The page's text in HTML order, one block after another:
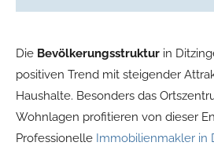
Die Bevölkerungsstruktur in
positiven Trend mit steigender
Haushalte. Besonders das
Wohnlagen profitieren von dieser
Professionelle Immobilienmakler in